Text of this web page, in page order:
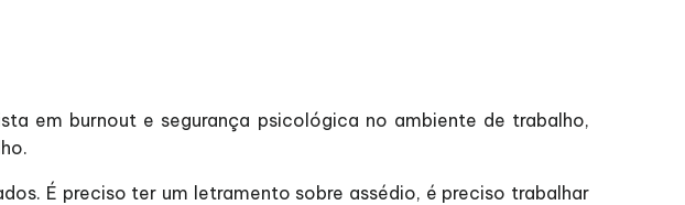
em burnout e segurança psicológica no ambiente de trabalho,
É preciso ter um letramento sobre assédio, é preciso trabalhar